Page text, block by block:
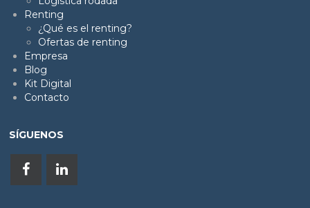
Renting
¿Qué es el renting?
Ofertas de renting
Empresa
Blog
Kit Digital
Contacto
SÍGUENOS